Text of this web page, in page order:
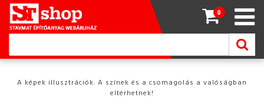
0
A képek illusztrációk. A színek és a csomagolás a valóságban
eltérhetnek!